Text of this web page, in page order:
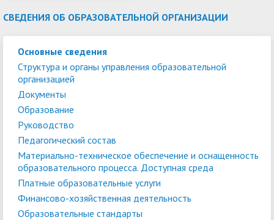
СВЕДЕНИЯ ОБ ОБРАЗОВАТЕЛЬНОЙ ОРГАНИЗАЦИИ
Основные сведения
Структура и органы управления образовательной
организацией
Документы
Образование
Руководство
Педагогический состав
Материально-техническое обеспечение и оснащенность
образовательного процесса. Доступная среда
Платные образовательные услуги
Финансово-хозяйственная деятельность
Образовательные стандарты